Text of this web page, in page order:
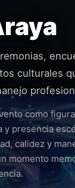
culturales
como
presencia
calidez y
momento